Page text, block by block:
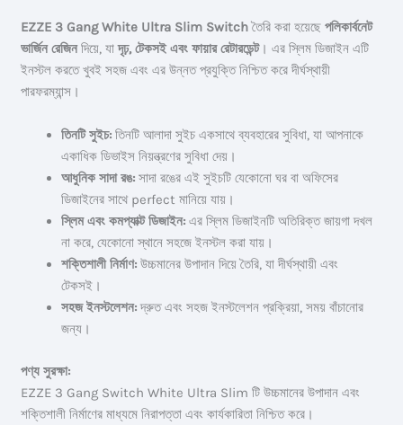
EZZE 3 Gang White Ultra Slim Switchতৈরি করা হয়েছেপলিকার্বনেট
ভার্জিন রেজিনদিয়ে, যাদৃঢ়, টেকসই এবং ফায়ার রেটারডেন্ট। এর স্লিম ডিজাইন এটি
ইনস্টল করতে খুবই সহজ এবং এর উন্নত প্রযুক্তি নিশ্চিত করে দীর্ঘস্থায়ী
পারফরম্যান্স।
তিনটি সুইচ: তিনটি আলাদা সুইচ একসাথে ব্যবহারের সুবিধা, যা আপনাকে
একাধিক ডিভাইস নিয়ন্ত্রণের সুবিধা দেয়।
আধুনিক সাদা রঙ: সাদা রঙের এই সুইচটি যেকোনো ঘর বা অফিসের
ডিজাইনের সাথে perfect মানিয়ে যায়।
স্লিম এবং কমপ্যাক্ট ডিজাইন: এর স্লিম ডিজাইনটি অতিরিক্ত জায়গা দখল
না করে, যেকোনো স্থানে সহজে ইনস্টল করা যায়।
শক্তিশালী নির্মাণ: উচ্চমানের উপাদান দিয়ে তৈরি, যা দীর্ঘস্থায়ী এবং
টেকসই।
সহজ ইনস্টলেশন: দ্রুত এবং সহজ ইনস্টলেশন প্রক্রিয়া, সময় বাঁচানোর
জন্য।
পণ্য সুরক্ষা:
EZZE 3 Gang Switch White Ultra Slim টি উচ্চমানের উপাদান এবং
শক্তিশালী নির্মাণের মাধ্যমে নিরাপত্তা এবং কার্যকারিতা নিশ্চিত করে।